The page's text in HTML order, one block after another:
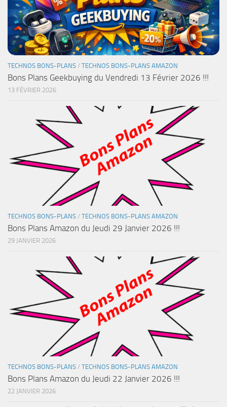
TECHNOS BONS-PLANS / TECHNOS BONS-PLANS AMAZON
Bons Plans Geekbuying du Vendredi 13 Février 2026 !!!
13 FÉVRIER 2026
TECHNOS BONS-PLANS / TECHNOS BONS-PLANS AMAZON
Bons Plans Amazon du Jeudi 29 Janvier 2026 !!!
29 JANVIER 2026
TECHNOS BONS-PLANS / TECHNOS BONS-PLANS AMAZON
Bons Plans Amazon du Jeudi 22 Janvier 2026 !!!
22 JANVIER 2026